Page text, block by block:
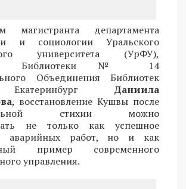
магистранта департамента
и социологии Уральского
университета (УрФУ),
Библиотеки № 14
Объединения Библиотек
Даниила
, восстановление Кушвы после
стихии можно
не только как успешное
аварийных работ, но и как
пример современного
управления.